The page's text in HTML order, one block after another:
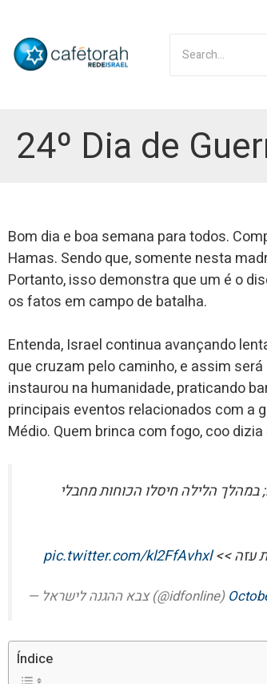
24º Dia de
Bom dia e boa semana para todos.
Hamas. Sendo que, somente nesta
Portanto, isso demonstra que um é o
os fatos em campo de batalha.
Entenda, Israel continua avançando
que cruzam pelo caminho, e assim
instaurou na humanidade, praticando
principais eventos relacionados com a
Médio. Quem brinca com fogo, coo
הלילה חיסלו הכוחות מחבלי
עזה >>pic.twitter.com/kl2FfAvhxl
— צבא ההגנה לישראל (@idfonline)
Índice